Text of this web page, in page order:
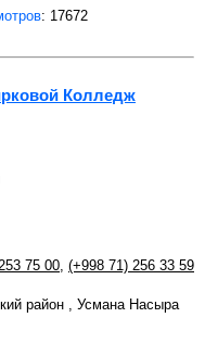
: 17672
Колледж
75 00 (+998 71) 256 33 59
район , Усмана Насыра